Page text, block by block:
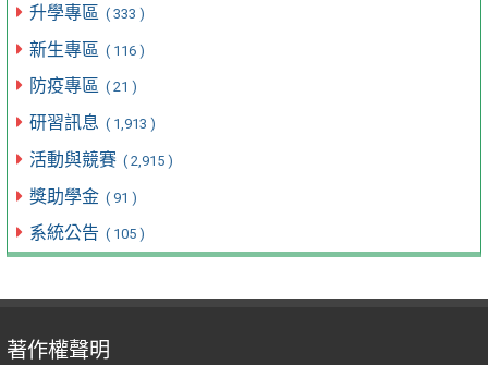
升學專區 ( 333 )
新生專區 ( 116 )
防疫專區 ( 21 )
研習訊息 ( 1,913 )
活動與競賽 ( 2,915 )
獎助學金 ( 91 )
系統公告 ( 105 )
著作權聲明